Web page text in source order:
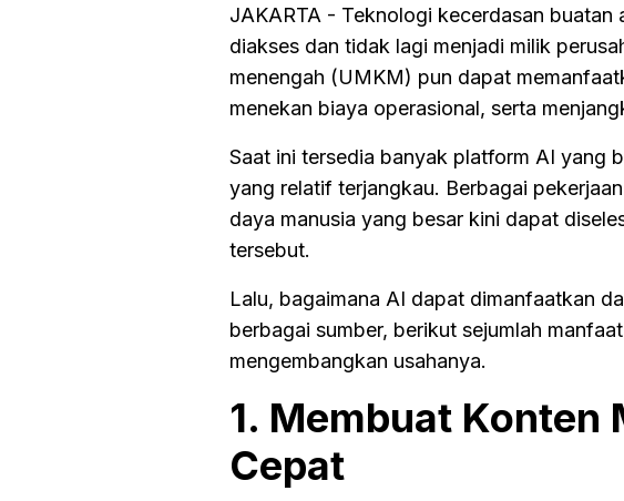
JAKARTA - Teknologi kecerdasan
diakses dan tidak lagi menjadi milik
menengah (UMKM) pun dapat
menekan biaya operasional, serta
Saat ini tersedia banyak platform AI yang
yang relatif terjangkau. Berbagai
daya manusia yang besar kini dapat
tersebut.
Lalu, bagaimana AI dapat dimanfaatkan
berbagai sumber, berikut sejumlah
mengembangkan usahanya.
1. Membuat Konten
Cepat